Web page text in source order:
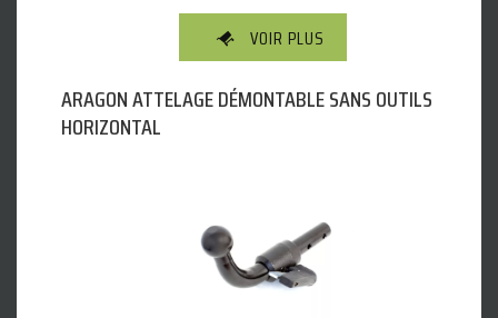
VOIR PLUS
ARAGON ATTELAGE DÉMONTABLE SANS OUTILS
HORIZONTAL